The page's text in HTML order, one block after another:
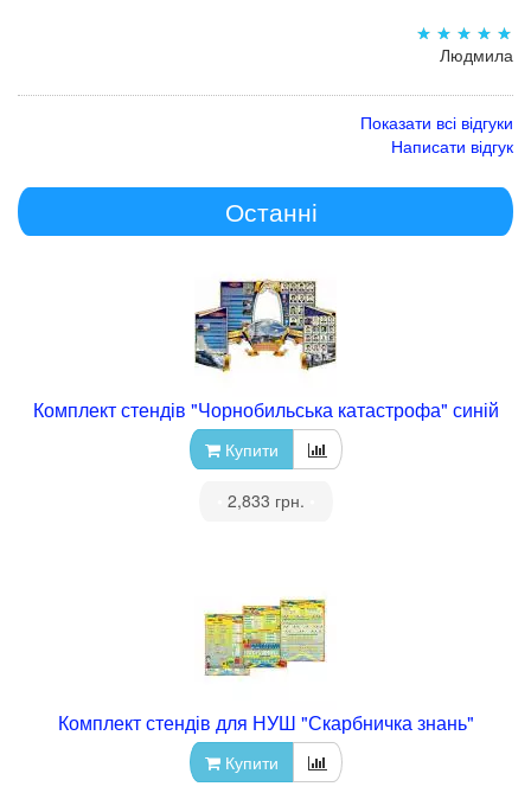
Людмила
Показати всі відгуки
Написати відгук
Останні
Комплект стендів "Чорнобильська катастрофа" синій
Купити
2,833 грн.
Комплект стендів для НУШ "Скарбничка знань"
Купити